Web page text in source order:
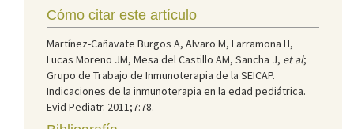
Cómo citar este artículo
Martínez-Cañavate Burgos A, Alvaro M, Larramona H,
Lucas Moreno JM, Mesa del Castillo AM, Sancha J, et al;
Grupo de Trabajo de Inmunoterapia de la SEICAP.
Indicaciones de la inmunoterapia en la edad pediátrica.
Evid Pediatr. 2011;7:78.